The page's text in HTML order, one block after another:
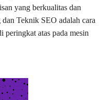
yang berkualitas dan
Teknik SEO adalah cara
peringkat atas pada mesin